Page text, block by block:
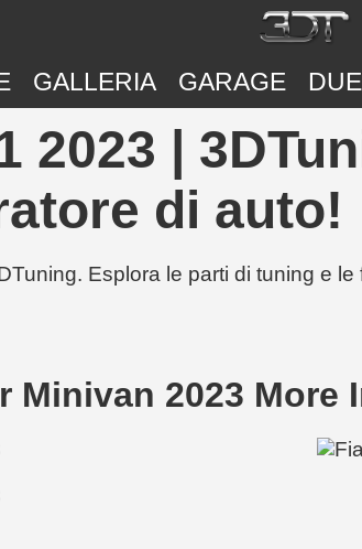
GALLERIA GARAGE
2023 |
di auto!
Esplora le parti di tuning e
Minivan 2023 More